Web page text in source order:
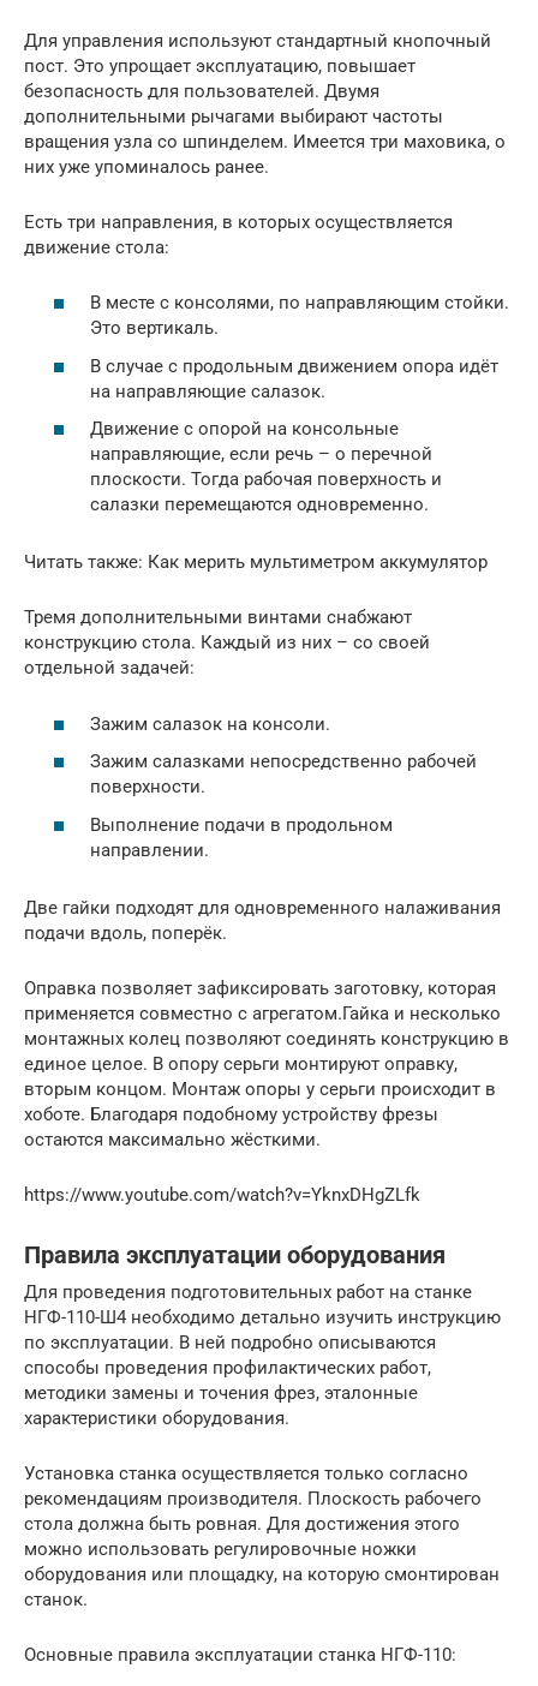
Для управления используют стандартный кнопочный
пост. Это упрощает эксплуатацию, повышает
безопасность для пользователей. Двумя
дополнительными рычагами выбирают частоты
вращения узла со шпинделем. Имеется три маховика, о
них уже упоминалось ранее.
Есть три направления, в которых осуществляется
движение стола:
В месте с консолями, по направляющим стойки.
Это вертикаль.
В случае с продольным движением опора идёт
на направляющие салазок.
Движение с опорой на консольные
направляющие, если речь – о перечной
плоскости. Тогда рабочая поверхность и
салазки перемещаются одновременно.
Читать также: Как мерить мультиметром аккумулятор
Тремя дополнительными винтами снабжают
конструкцию стола. Каждый из них – со своей
отдельной задачей:
Зажим салазок на консоли.
Зажим салазками непосредственно рабочей
поверхности.
Выполнение подачи в продольном
направлении.
Две гайки подходят для одновременного налаживания
подачи вдоль, поперёк.
Оправка позволяет зафиксировать заготовку, которая
применяется совместно с агрегатом.Гайка и несколько
монтажных колец позволяют соединять конструкцию в
единое целое. В опору серьги монтируют оправку,
вторым концом. Монтаж опоры у серьги происходит в
хоботе. Благодаря подобному устройству фрезы
остаются максимально жёсткими.
https://www.youtube.com/watch?v=YknxDHgZLfk
Правила эксплуатации оборудования
Для проведения подготовительных работ на станке
НГФ-110-Ш4 необходимо детально изучить инструкцию
по эксплуатации. В ней подробно описываются
способы проведения профилактических работ,
методики замены и точения фрез, эталонные
характеристики оборудования.
Установка станка осуществляется только согласно
рекомендациям производителя. Плоскость рабочего
стола должна быть ровная. Для достижения этого
можно использовать регулировочные ножки
оборудования или площадку, на которую смонтирован
станок.
Основные правила эксплуатации станка НГФ-110: